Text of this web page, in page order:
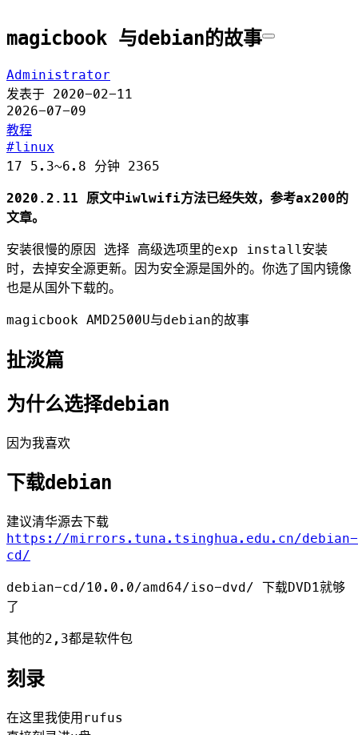
magicbook 与debian的故事
Administrator
发表于 2020-02-11
2026-07-09
教程
linux
17 5.3~6.8 分钟 2365
2020.2.11 原文中iwlwifi方法已经失效，参考ax200的
文章。
安装很慢的原因 选择 高级选项里的exp install安装
时，去掉安全源更新。因为安全源是国外的。你选了国内镜像
也是从国外下载的。
magicbook AMD2500U与debian的故事
扯淡篇
为什么选择debian
因为我喜欢
下载debian
建议清华源去下载
https://mirrors.tuna.tsinghua.edu.cn/debian-
cd/
debian-cd/10.0.0/amd64/iso-dvd/ 下载DVD1就够
了
其他的2,3都是软件包
刻录
在这里我使用rufus